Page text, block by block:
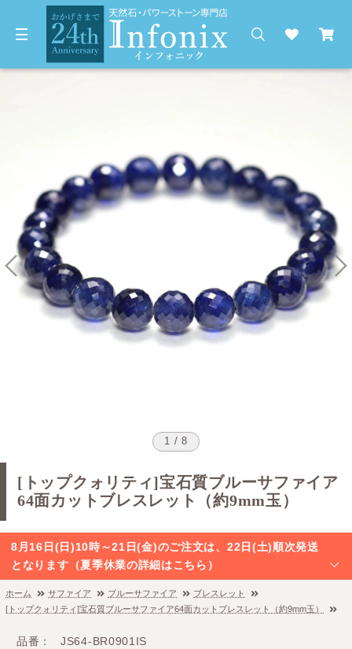
1 / 8
[トップクォリティ]宝石質ブルーサファイア
64面カットブレスレット（約9mm玉）
8月16日(日)10時～21日(金)のご注文は、22日(土)順次発送
となります（夏季休業の詳細はこちら）
ホーム サファイア ブルーサファイア
ブレスレット
[トップクォリティ]宝石質ブルーサファイア64面カットブレスレット（約9mm玉）
品番
JS64-BR0901IS